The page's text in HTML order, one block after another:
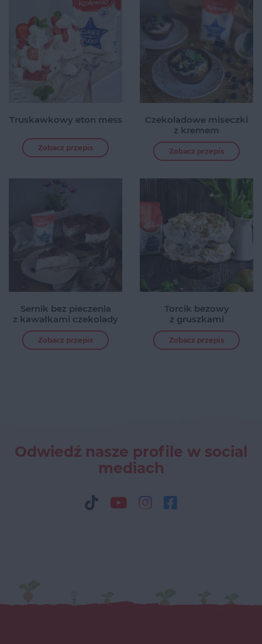
Truskawkowy eton mess
Zobacz przepis
Czekoladowe miseczki
z kremem
Zobacz przepis
Sernik bez pieczenia
z kawałkami czekolady
Zobacz przepis
Torcik bezowy
z gruszkami
Zobacz przepis
Odwiedź nasze profile w social
mediach